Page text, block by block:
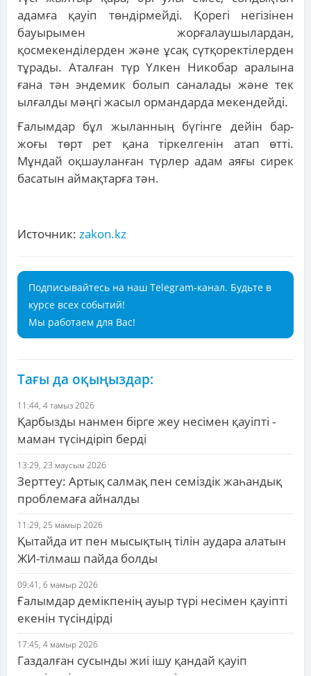
адамға қауіп төндірмейді. Қорегі негізінен
бауырымен жорғалаушылардан,
қосмекенділерден және ұсақ сүтқоректілерден
тұрады. Аталған түр Үлкен Никобар аралына
ғана тән эндемик болып саналады және тек
ылғалды мәңгі жасыл ормандарда мекендейді.
Ғалымдар бұл жыланның бүгінге дейін бар-
жоғы төрт рет қана тіркелгенін атап өтті.
Мұндай оқшауланған түрлер адам аяғы сирек
басатын аймақтарға тән.
Источник: zakon.kz
Подписывайтесь на наш Telegram-канал. Будьте в
курсе всех событий!
Мы работаем для Вас!
Тағы да оқыңыздар:
11:44, 4 тамыз 2026
Қарбызды нанмен бірге жеу несімен қауіпті -
маман түсіндіріп берді
13:29, 23 маусым 2026
Зерттеу: Артық салмақ пен семіздік жаһандық
проблемаға айналды
11:29, 25 мамыр 2026
Қытайда ит пен мысықтың тілін аудара алатын
ЖИ-тілмаш пайда болды
09:41, 6 мамыр 2026
Ғалымдар демікпенің ауыр түрі несімен қауіпті
екенін түсіндірді
17:45, 4 мамыр 2026
Газдалған сусынды жиі ішу қандай қауіп